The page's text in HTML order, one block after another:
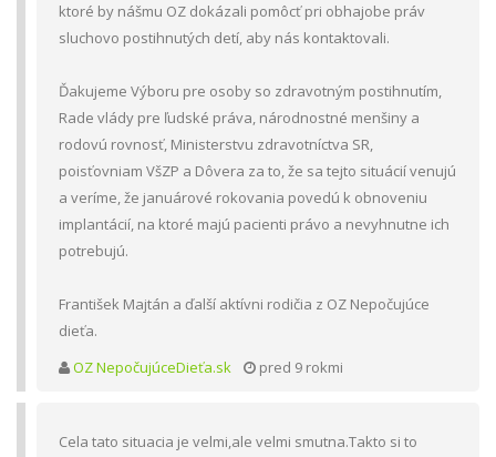
ktoré by nášmu OZ dokázali pomôcť pri obhajobe práv
sluchovo postihnutých detí, aby nás kontaktovali.
Ďakujeme Výboru pre osoby so zdravotným postihnutím,
Rade vlády pre ľudské práva, národnostné menšiny a
rodovú rovnosť, Ministerstvu zdravotníctva SR,
poisťovniam VšZP a Dôvera za to, že sa tejto situácií venujú
a veríme, že januárové rokovania povedú k obnoveniu
implantácií, na ktoré majú pacienti právo a nevyhnutne ich
potrebujú.
František Majtán a ďalší aktívni rodičia z OZ Nepočujúce
dieťa.
OZ NepočujúceDieťa.sk
pred 9 rokmi
Cela tato situacia je velmi,ale velmi smutna.Takto si to